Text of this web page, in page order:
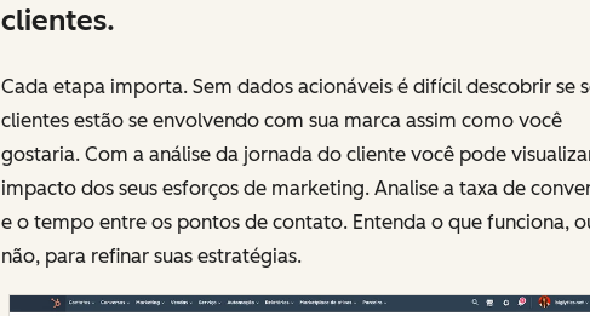
clientes.
Cada etapa importa. Sem dados acionáveis é difícil descobrir se
clientes estão se envolvendo com sua marca assim como você
gostaria. Com a análise da jornada do cliente você pode
impacto dos seus esforços de marketing. Analise a taxa de
e o tempo entre os pontos de contato. Entenda o que funciona,
não, para refinar suas estratégias.